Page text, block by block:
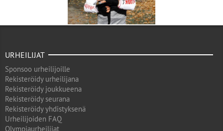
URHEILIJAT
Sponsoo urheilijoille
Rekisteröidy urheilijana
Rekisteröidy joukkueena
Rekisteröidy seurana
Rekisteröidy yhdistyksenä
Urheilijoiden FAQ
Olympiaurheilijat